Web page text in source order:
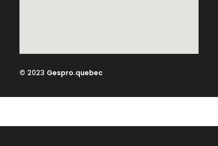
© 2023 Gespro.quebec